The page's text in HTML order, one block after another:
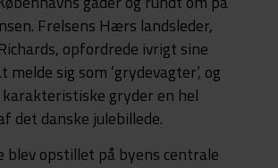
Frelsens Hærs landsleder,
opfordrede ivrigt sine
sig som ’grydevagter’, og
gryder en hel
det danske julebillede.
blev opstillet på byens centrale